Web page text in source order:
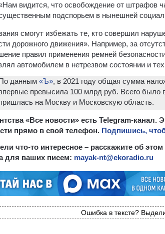
видится, что освобождение от штрафов
подспорьем в нынешней
смогут избежать те, кто совершил
дорожного движения». Например, за
правил применения ремней
автомобилем в нетрезвом состоянии и
данным «Ъ», в 2021 году общая сумма
превысила 100 млрд руб. Всего было
на Москву и Московскую область.
«Все новости» есть Telegram-
прямо в свой телефон. Подпишись,
что-то интересное – расскажите об
для ваших писем: mayak-nt@ekoradio.ru
Ошибка в тексте?